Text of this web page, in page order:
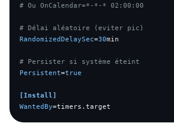
# Ou OnCalendar=*-*-* 02:00:00
# Délai aléatoire (eviter pic)
RandomizedDelaySec=30min
# Persister si système éteint
Persistent=true
[Install]
WantedBy